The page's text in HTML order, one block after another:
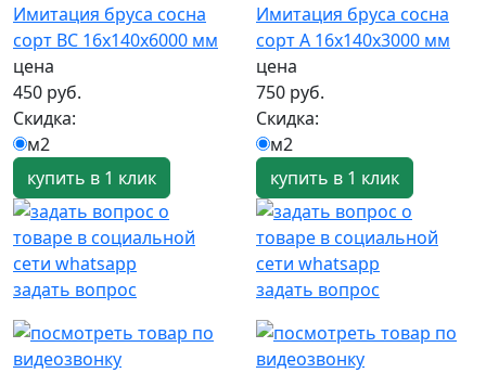
Имитация бруса сосна
сорт ВС 16х140х6000 мм
цена
450 руб.
Скидка:
м2
купить в 1 клик
задать вопрос
Имитация бруса сосна
сорт А 16х140х3000 мм
цена
750 руб.
Скидка:
м2
купить в 1 клик
задать вопрос